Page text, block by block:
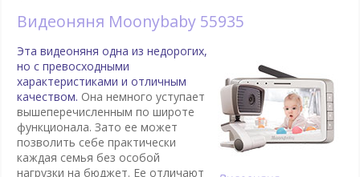
Видеоняня Moonybaby 55935
Эта видеоняня одна из недорогих,
но с превосходными
характеристиками и отличным
качеством. Она немного уступает
вышеперечисленным по широте
функционала. Зато ее может
позволить себе практически
каждая семья без особой
нагрузки на бюджет. Ее отличают